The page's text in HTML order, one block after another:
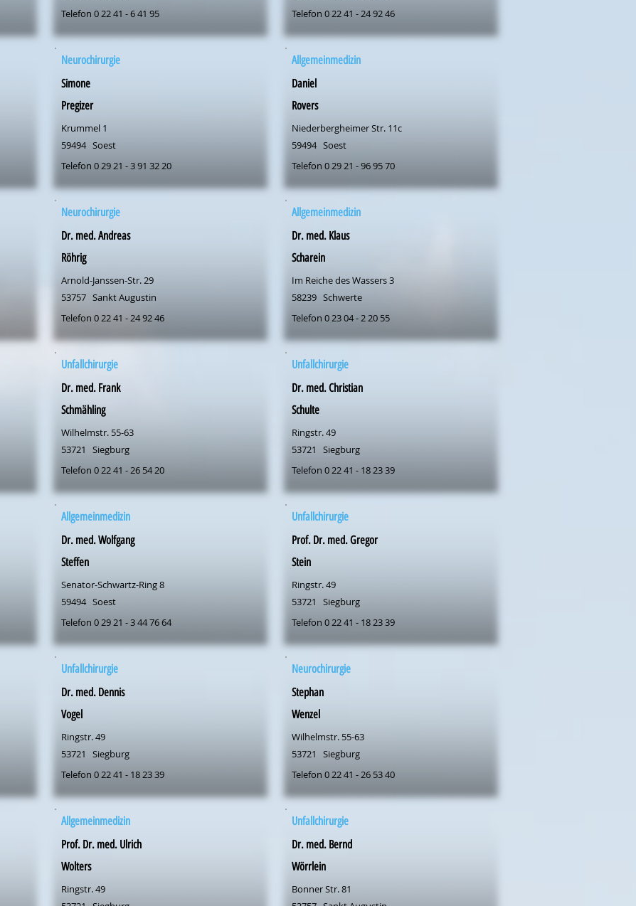
Telefon 0 22 41 - 6 41 95
Neurochirurgie
Simone
Pregizer
Krummel 1
59494 Soest
Telefon 0 29 21 - 3 91 32 20
Neurochirurgie
Dr. med. Andreas
Röhrig
Arnold-Janssen-Str. 29
53757 Sankt Augustin
Telefon 0 22 41 - 24 92 46
Unfallchirurgie
Dr. med. Frank
Schmähling
Wilhelmstr. 55-63
53721
Siegburg
Telefon 0 22 41 - 26 54 20
Allgemeinmedizin
Dr. med. Wolfgang
Steffen
Senator-Schwartz-Ring 8
59494 Soest
Telefon 0 29 21 - 3 44 76 64
Unfallchirurgie
Dr. med. Dennis
Vogel
Ringstr. 49
53721
Siegburg
Telefon 0 22 41 - 18 23 39
Allgemeinmedizin
Prof. Dr. med. Ulrich
Wolters
Ringstr. 49
Telefon 0 22 41 - 24 92 46
Allgemeinmedizin
Daniel
Rovers
Niederbergheimer Str. 11c
59494 Soest
Telefon 0 29 21 - 96 95 70
Allgemeinmedizin
Dr. med. Klaus
Scharein
Im Reiche des Wassers 3
58239 Schwerte
Telefon 0 23 04 - 2 20 55
Unfallchirurgie
Dr. med. Christian
Schulte
Ringstr. 49
53721
Siegburg
Telefon 0 22 41 - 18 23 39
Unfallchirurgie
Prof. Dr. med. Gregor
Stein
Ringstr. 49
53721
Siegburg
Telefon 0 22 41 - 18 23 39
Neurochirurgie
Stephan
Wenzel
Wilhelmstr. 55-63
53721
Siegburg
Telefon 0 22 41 - 26 53 40
Unfallchirurgie
Dr. med. Bernd
Wörrlein
Bonner Str. 81